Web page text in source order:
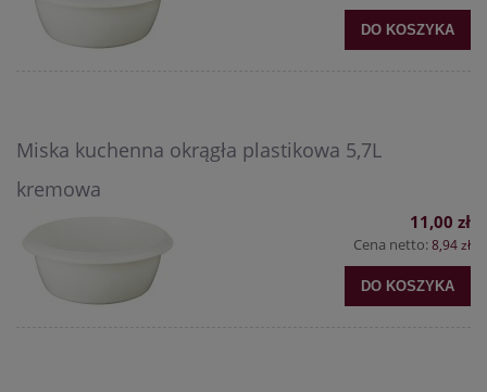
DO KOSZYKA
Miska kuchenna okrągła plastikowa 5,7L
kremowa
11,00 zł
Cena netto:8,94 zł
DO KOSZYKA